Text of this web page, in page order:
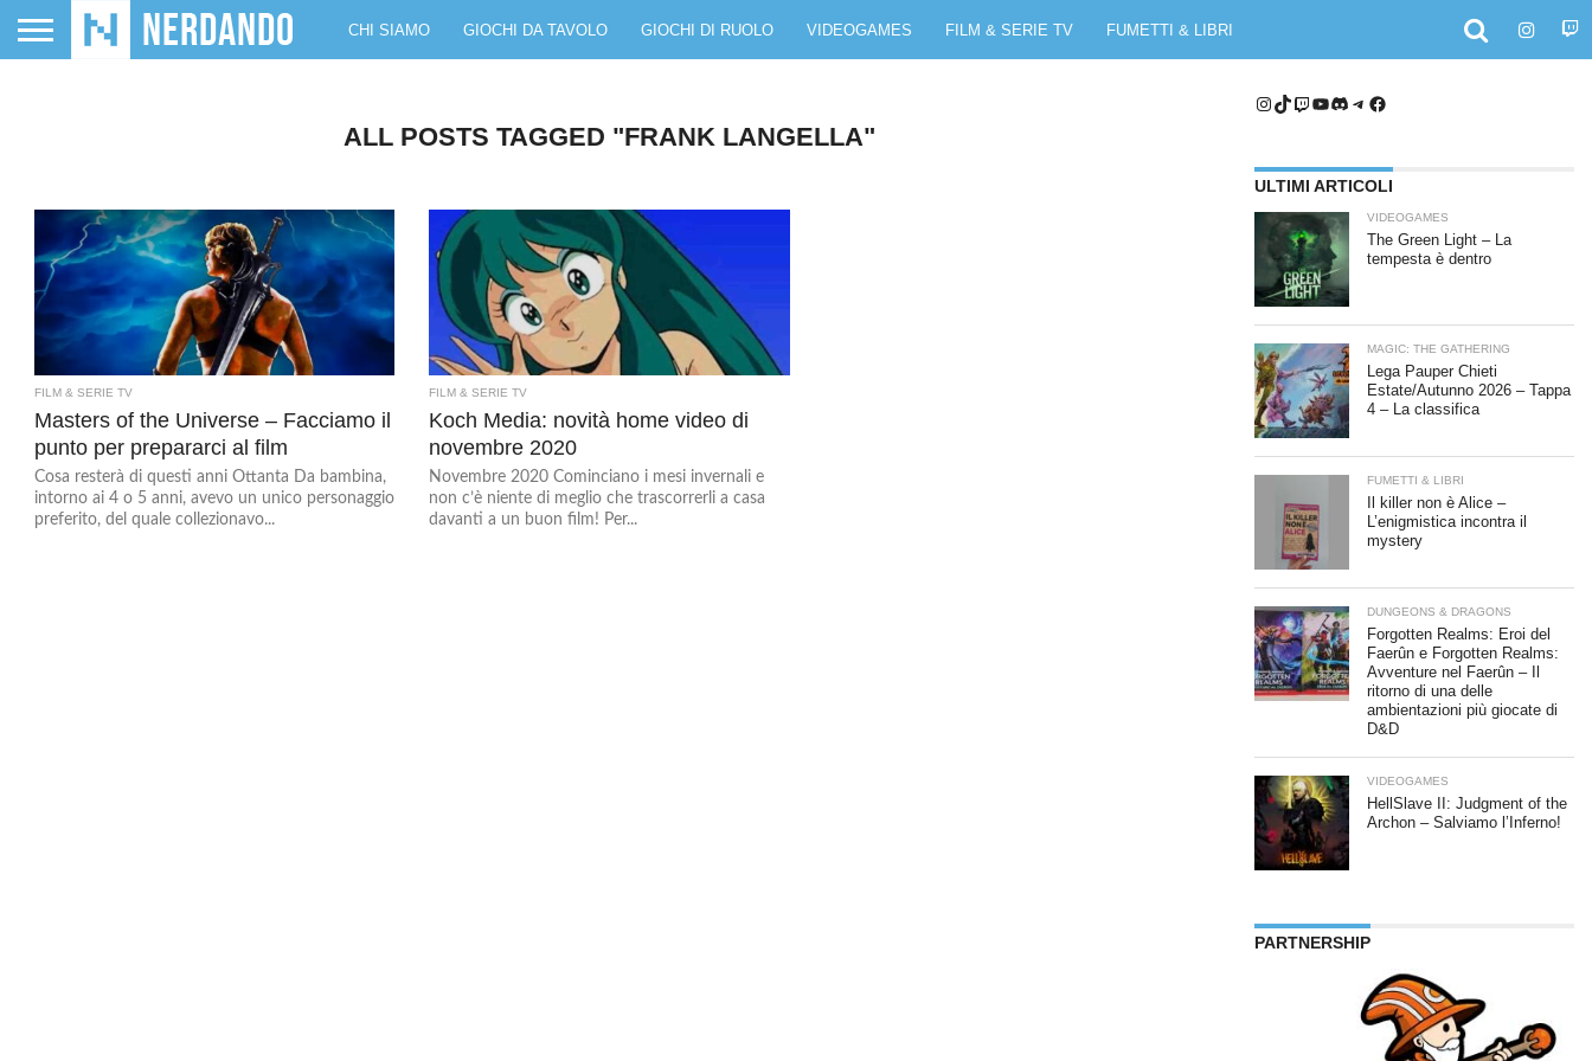
CHI SIAMO GIOCHI DA TAVOLO GIOCHI DI RUOLO VIDEOGAMES FILM & SERIE TV FUMETTI & LIBRI
ALL POSTS TAGGED "FRANK LANGELLA"
FILM & SERIE TV
Masters of the Universe – Facciamo il
punto per prepararci al film
Cosa resterà di questi anni Ottanta Da bambina,
intorno ai 4 o 5 anni, avevo un unico personaggio
preferito, del quale collezionavo...
FILM & SERIE TV
Koch Media: novità home video di
novembre 2020
Novembre 2020 Cominciano i mesi invernali e
non c’è niente di meglio che trascorrerli a casa
davanti a un buon film! Per...
Instagram
TikTok
Twitch
YouTube
Discord
Telegram
Facebook
ULTIMI ARTICOLI
VIDEOGAMES
The Green Light – La
tempesta è dentro
MAGIC: THE GATHERING
Lega Pauper Chieti
Estate/Autunno 2026 – Tappa
4 – La classifica
FUMETTI & LIBRI
Il killer non è Alice –
L’enigmistica incontra il
mystery
DUNGEONS & DRAGONS
Forgotten Realms: Eroi del
Faerûn e Forgotten Realms:
Avventure nel Faerûn – Il
ritorno di una delle
ambientazioni più giocate di
D&D
VIDEOGAMES
HellSlave II: Judgment of the
Archon – Salviamo l’Inferno!
PARTNERSHIP